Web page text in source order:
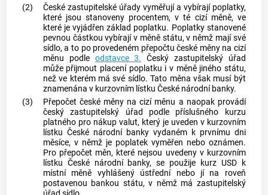
(2)
České zastupitelské úřady vyměřují a vybírají poplatky,
které jsou stanoveny procentem, v té cizí měně, ve
které je vyjádřen základ poplatku. Poplatky stanovené
pevnou částkou vybírají v měně státu, v němž mají své
sídlo, a to po provedeném přepočtu české měny na cizí
měnu podle odstavce 3. Český zastupitelský úřad
může přijmout placení poplatku i v měně jiného státu,
než ve kterém má své sídlo. Tato měna však musí být
znamenána v kurzovním lístku České národní banky.
(3)
Přepočet české měny na cizí měnu a naopak provádí
český zastupitelský úřad podle příslušného kurzu
platného pro nákup valut, který je uveden v kurzovním
lístku České národní banky vydaném k prvnímu dni
měsíce, v němž je poplatek vyměřen nebo oznámen.
Pro přepočet měn, které nejsou uvedeny v kurzovním
lístku České národní banky, se použije kurz USD k
místní měně vyhlášený ústřední nebo jí na roveň
postavenou bankou státu, v němž má zastupitelský